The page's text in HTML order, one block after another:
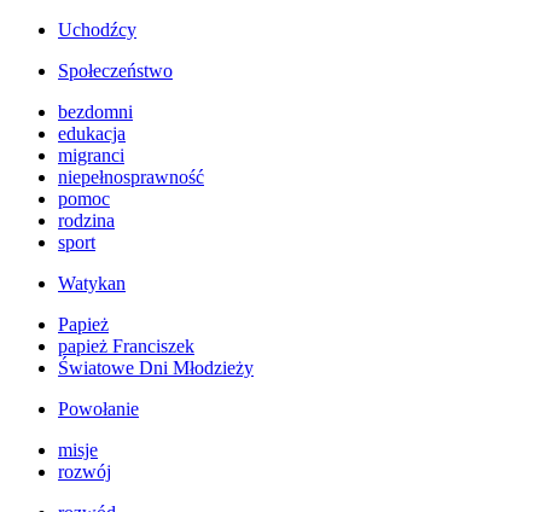
Uchodźcy
Społeczeństwo
bezdomni
edukacja
migranci
niepełnosprawność
pomoc
rodzina
sport
Watykan
Papież
papież Franciszek
Światowe Dni Młodzieży
Powołanie
misje
rozwój